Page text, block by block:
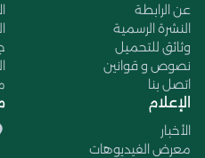
عن الرابطة
النشرة الرسمية
وثائق للتحميل
نصوص و قوانين
اتصل بنا
الإعلام
الأخبار
معرض الفيديوهات